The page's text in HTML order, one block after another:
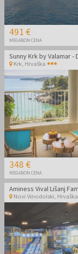
491 €
MEGABON CENA
Krk, Hrvaška
348 €
MEGABON CENA
Novi Vinodolski Hrvaška